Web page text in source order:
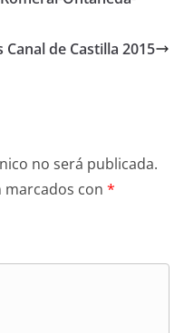
Canal de Castilla 2015
no será publicada.
marcados con *